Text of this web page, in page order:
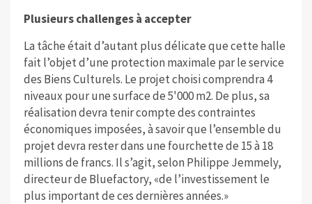
Plusieurs challenges à accepter
La tâche était d’autant plus délicate que cette halle
fait l’objet d’une protection maximale par le service
des Biens Culturels. Le projet choisi comprendra 4
niveaux pour une surface de 5'000 m2. De plus, sa
réalisation devra tenir compte des contraintes
économiques imposées, à savoir que l’ensemble du
projet devra rester dans une fourchette de 15 à 18
millions de francs. Il s’agit, selon Philippe Jemmely,
directeur de Bluefactory, «de l’investissement le
plus important de ces dernières années.»